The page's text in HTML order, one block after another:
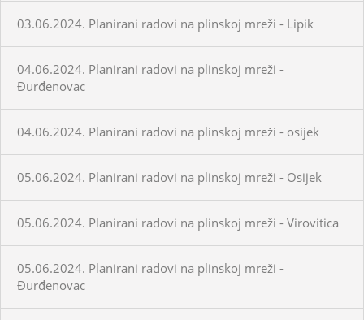
03.06.2024. Planirani radovi na plinskoj mreži - Lipik
04.06.2024. Planirani radovi na plinskoj mreži -
Đurđenovac
04.06.2024. Planirani radovi na plinskoj mreži - osijek
05.06.2024. Planirani radovi na plinskoj mreži - Osijek
05.06.2024. Planirani radovi na plinskoj mreži - Virovitica
05.06.2024. Planirani radovi na plinskoj mreži -
Đurđenovac